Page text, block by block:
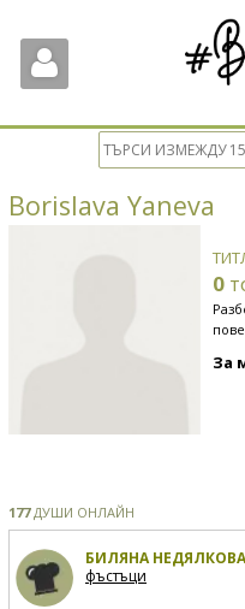
Borislava Yaneva
0
За
177ДУШИ ОНЛАЙН
БИЛЯНА НЕДЯЛКОВА
фъстъци